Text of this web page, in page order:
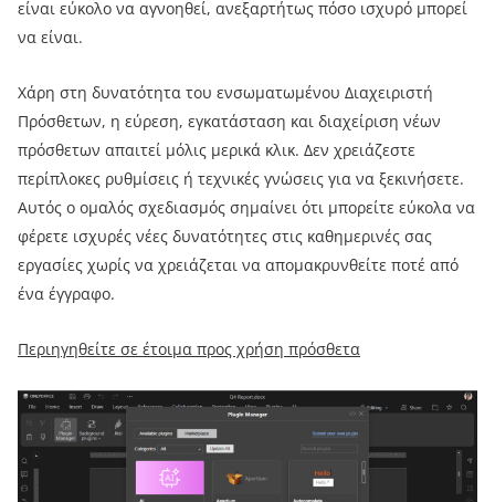
είναι εύκολο να αγνοηθεί, ανεξαρτήτως πόσο ισχυρό μπορεί
να είναι.
Χάρη στη δυνατότητα του ενσωματωμένου Διαχειριστή
Πρόσθετων, η εύρεση, εγκατάσταση και διαχείριση νέων
πρόσθετων απαιτεί μόλις μερικά κλικ. Δεν χρειάζεστε
περίπλοκες ρυθμίσεις ή τεχνικές γνώσεις για να ξεκινήσετε.
Αυτός ο ομαλός σχεδιασμός σημαίνει ότι μπορείτε εύκολα να
φέρετε ισχυρές νέες δυνατότητες στις καθημερινές σας
εργασίες χωρίς να χρειάζεται να απομακρυνθείτε ποτέ από
ένα έγγραφο.
Περιηγηθείτε σε έτοιμα προς χρήση πρόσθετα